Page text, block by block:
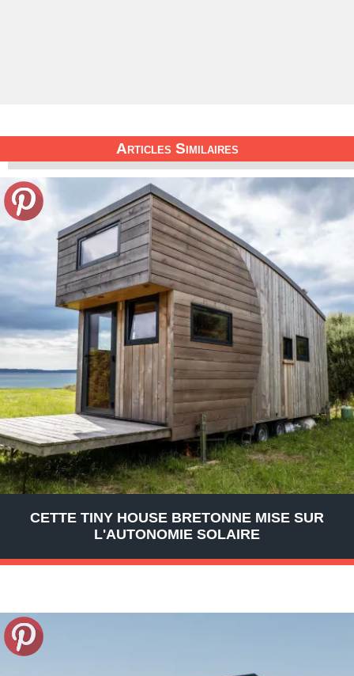
Articles Similaires
CETTE TINY HOUSE BRETONNE MISE SUR
L'AUTONOMIE SOLAIRE